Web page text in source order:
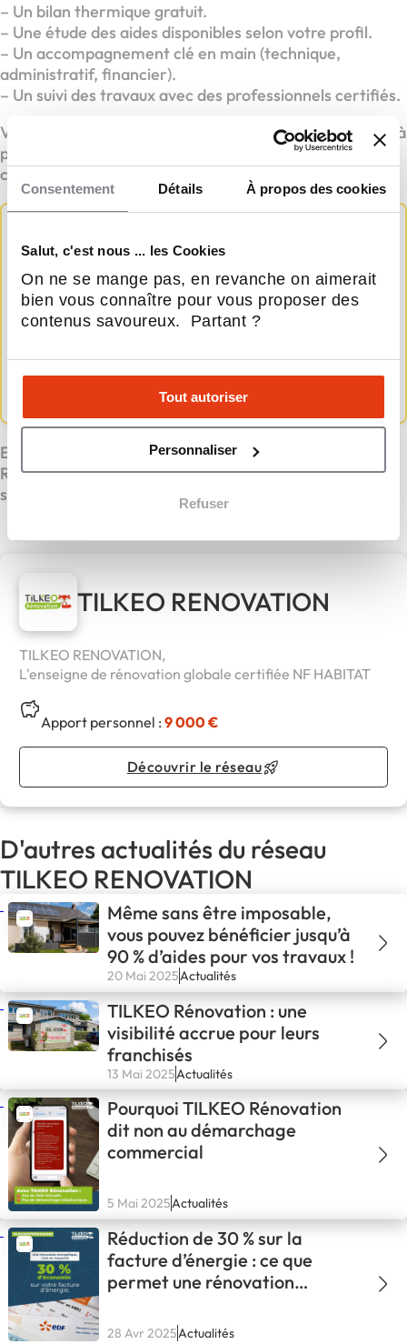
Consentement Détails À propos des cookies
Salut, c'est nous ... les Cookies
On ne se mange pas, en revanche on aimerait
bien vous connaître pour vous proposer des
contenus savoureux. Partant ?
Tout autoriser
Personnaliser
Refuser
– Un bilan thermique gratuit.
– Une étude des aides disponibles selon votre profil.
– Un accompagnement clé en main (technique,
administratif, financier).
– Un suivi des travaux avec des professionnels certifiés.
Vous ne savez pas par où commencer ? L’enseigne est là
pour vous guider. Prenez rendez-vous avec un
conseiller.
Une maison bien isolée reste jusqu’à 7°C plus fraîche en
été
Moins besoin de clim = plus d’économies
Un accompagnement 100 % personnalisé avec TILKEO
Et chez vous, on garde la fraîcheur ? TILKEO
Rénovation s’engage à offrir un service de qualité qui
s’adapte aux besoins de chaque foyer.
TILKEO RENOVATION
TILKEO RENOVATION,
L'enseigne de rénovation globale certifiée NF HABITAT
Apport personnel :9 000 €
Découvrir le réseau
D'autres actualités du réseau
TILKEO RENOVATION
Même sans être imposable,
vous pouvez bénéficier jusqu’à
90 % d’aides pour vos travaux !
20 Mai 2025Actualités
TILKEO Rénovation : une
visibilité accrue pour leurs
franchisés
13 Mai 2025Actualités
Pourquoi TILKEO Rénovation
dit non au démarchage
commercial
5 Mai 2025Actualités
Réduction de 30 % sur la
facture d’énergie : ce que
permet une rénovation
28 Avr 2025Actualités